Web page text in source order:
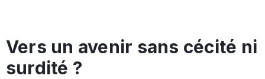
Vers un avenir sans cécité ni
surdité ?